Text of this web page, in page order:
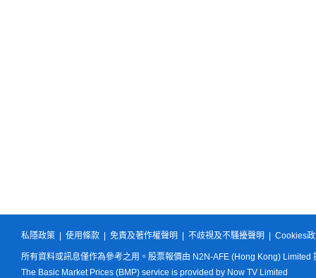
私隱政策 使用條款 免責及著作權聲明 不歧視及不騷擾聲明 Cookies
所有資料或訊息僅作為參考之用。股票報價由 N2N-AFE (Hong Kong) Limited
The Basic Market Prices (BMP) service is provided by Now TV Limited